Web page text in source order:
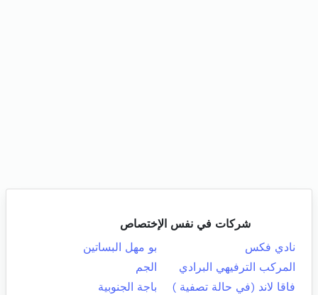
شركات في نفس الإختصاص
نادي فكس
بو مهل البساتين
المركب الترفيهي البرادي
الجم
فاقا لاند (في حالة تصفية )
باجة الجنوبية